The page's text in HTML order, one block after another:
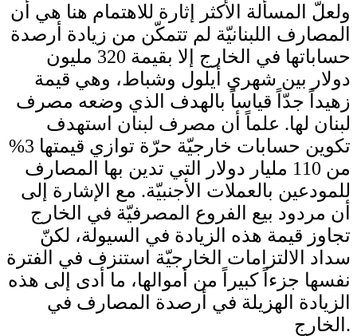
ولعلّ المسألة الأكثر إثارة للاهتمام هنا هي أن
المصارف اللبنانيّة لم تتمكّن من زيادة أرصدة
حساباتها في الخارج إلا بقيمة 320 مليون
دولار بين شهري أيلول وشباط، وهي قيمة
زهيداً جدّاً قياساً بالهدف الذي وضعه مصرف
لبنان لها. علماً أن مصرف لبنان استهدف
تكوين حسابات خارجيّة حرّة توازي قيمتها 3%
من 110 مليار دولار التي تدين بها المصارف
للمودعين بالعملات الأجنبيّة. مع الإشارة إلى
أن مردود بيع الفروع المصرفيّة في الخارج
تجاوز قيمة هذه الزيادة في السيولة، لكنّ
سداد الالتزامات الخارجيّة استنزف في الفترة
نفسها جزءاً كبيراً من أموالها، ما أدى إلى هذه
الزيادة الهزيلة في أرصدة المصارف في
الخارج.